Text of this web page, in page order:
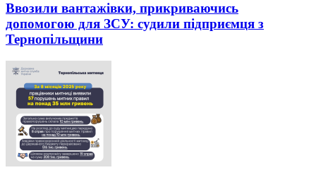
Ввозили вантажівки, прикриваючись
допомогою для ЗСУ: судили підприємця з
Тернопільщини